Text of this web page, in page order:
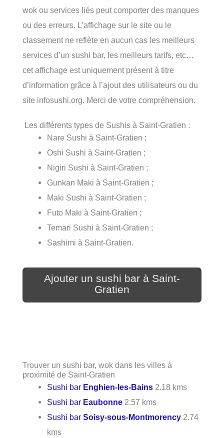
wok ou services liés peut comporter des manques
ou des erreurs. L’affichage sur le site ou le
classement ne reflète en aucun cas les meilleurs
services d’un sushi bar, les meilleurs tarifs, etc…
cet affichage est uniquement présent à titre
d’information grâce à l’ajout des utilisateurs ou du
site infosushi.org. Merci de votre compréhension.
Les différents types de Sushis à Saint-Gratien :
Nare Sushi à Saint-Gratien ;
Oshi Sushi à Saint-Gratien ;
Nigiri Sushi à Saint-Gratien ;
Gunkan Maki à Saint-Gratien ;
Maki Sushi à Saint-Gratien ;
Futo Maki à Saint-Gratien ;
Temari Sushi à Saint-Gratien ;
Sashimi à Saint-Gratien.
Ajouter un sushi bar à Saint-
Gratien
Trouver un sushi bar, wok dans les villes à
proximité de Saint-Gratien
Sushi bar Enghien-les-Bains 2.18 kms
Sushi bar Eaubonne 2.57 kms
Sushi barSoisy-sous-Montmorency 2.74
kms